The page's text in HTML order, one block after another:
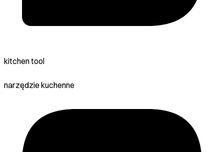
kitchen tool
narzędzie kuchenne